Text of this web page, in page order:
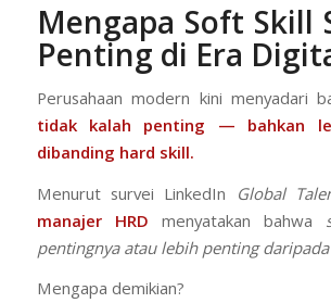
Mengapa Soft Skill
Penting di Era
Perusahaan modern kini menyadari
tidak kalah penting — bahkan
dibanding hard skill.
Menurut survei LinkedIn
Global
manajer HRD menyatakan bahwa
pentingnya atau lebih penting daripada
Mengapa demikian?